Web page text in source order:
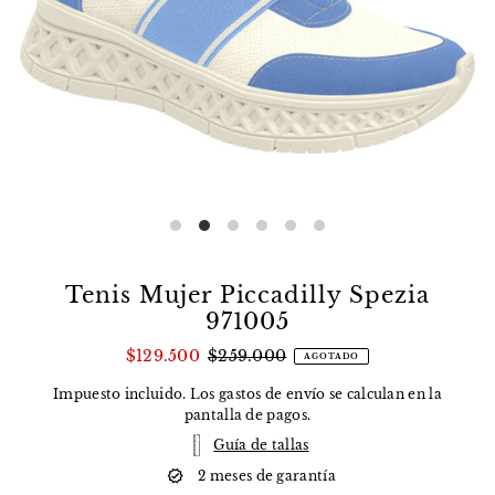
Tenis Mujer Piccadilly Spezia
971005
$129.500 $259.000 AGOTADO
Impuesto incluido. Los gastos de envío se calculan en la
pantalla de pagos.
Guía de tallas
2 meses de garantía